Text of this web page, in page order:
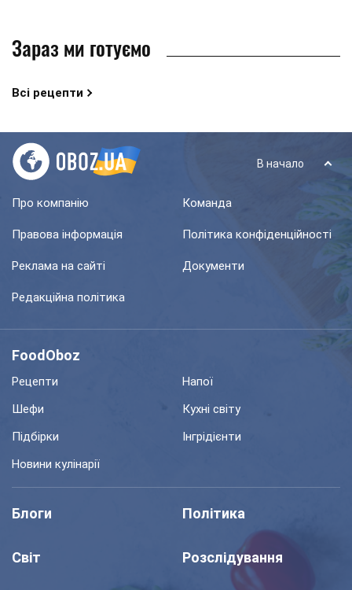
Зараз ми готуємо
Всі рецепти
В начало
Про компанію Команда
Правова інформація Політика конфіденційності
Реклама на сайті Документи
Редакційна політика
FoodOboz
Рецепти
Напої
Шефи
Кухні світу
Підбірки
Інгрідієнти
Новини кулінарії
Блоги Політика
Світ Розслідування